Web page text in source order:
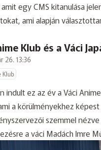
egy CMS kitanulása
ami alapján
Klub és a Váci
26. 13:36
Klub
indult ez az év a Váci
a körülményekhez
szemmel
a váci Madách Imre